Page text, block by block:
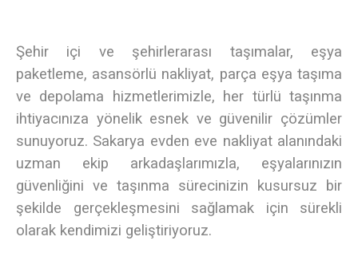
Şehir içi ve şehirlerarası taşımalar, eşya
paketleme, asansörlü nakliyat, parça eşya taşıma
ve depolama hizmetlerimizle, her türlü taşınma
ihtiyacınıza yönelik esnek ve güvenilir çözümler
sunuyoruz. Sakarya evden eve nakliyatalanındaki
uzman ekip arkadaşlarımızla, eşyalarınızın
güvenliğini ve taşınma sürecinizin kusursuz bir
şekilde gerçekleşmesini sağlamak için sürekli
olarak kendimizi geliştiriyoruz.